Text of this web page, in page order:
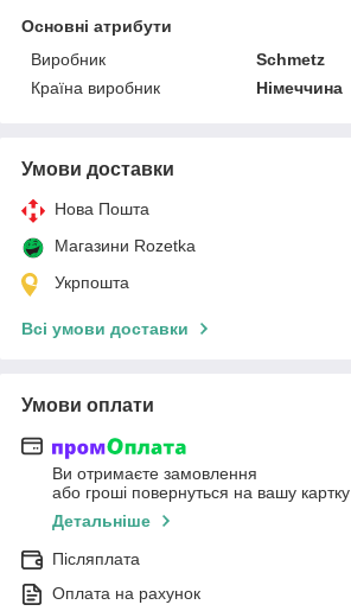
Основні атрибути
Виробник
Schmetz
Країна виробник
Німеччина
Умови доставки
Нова Пошта
Магазини Rozetka
Укрпошта
Всі умови доставки
Умови оплати
Ви отримаєте замовлення
або гроші повернуться на вашу картку
Детальніше
Післяплата
Оплата на рахунок